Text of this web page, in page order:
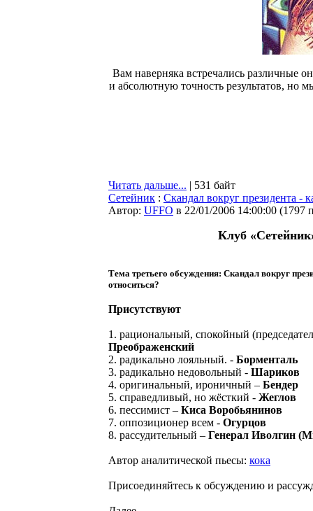
Вам наверняка встречались различные
и абсолютную точность результатов, но
Читать дальше... | 531 байт
Сетейник : Cкандал вокруг президента -
Автор: UFFO в 22/01/2006 14:00:00 (1797
Клуб
Тема третьего обсуждения: Cкандал вокруг
относиться?
Присутствуют
1. рациональный, спокойный
Преображенский
2. радикально лояльный. - Борменталь
3. радикально недовольный - Шариков
4. оригинальный, ироничный – Бендер
5. справедливый, но жёсткий - Жеглов
6. пессимист – Киса Воробьянинов
7. оппозиционер всем - Огурцов
8. рассудительный – Генерал Иволгин
Автор аналитической пьесы: кока
Присоединяйтесь к обсуждению и